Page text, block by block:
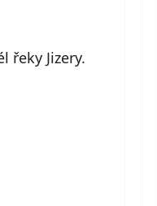
řeky Jizery.